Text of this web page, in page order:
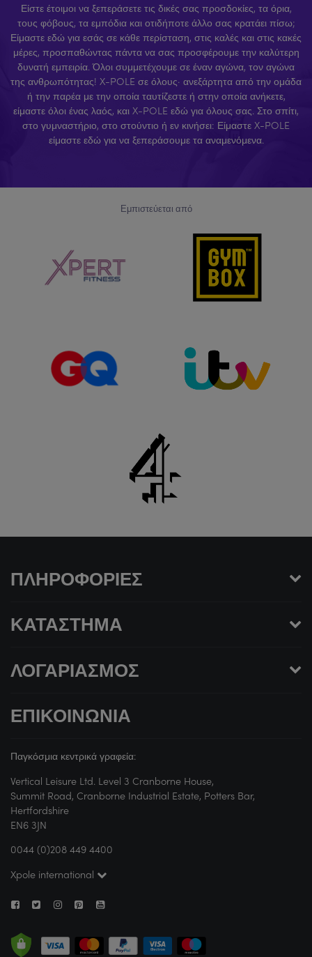
Είστε έτοιμοι να ξεπεράσετε τις δικές σας προσδοκίες, τα όρια,
τους φόβους, τα εμπόδια και οτιδήποτε άλλο σας κρατάει πίσω;
Είμαστε εδώ για εσάς σε κάθε περίσταση, στις καλές και στις κακές
μέρες, προσπαθώντας πάντα να σας προσφέρουμε την καλύτερη
δυνατή εμπειρία. Όλοι συμμετέχουμε σε έναν αγώνα, τον αγώνα
της ανθρωπότητας! X-POLE σε όλους· ανεξάρτητα από την ομάδα
ή την παρέα με την οποία ταυτίζεστε ή στην οποία ανήκετε,
είμαστε όλοι ένας λαός, και X-POLE εδώ για όλους σας. Στο σπίτι,
στο γυμναστήριο, στο στούντιο ή εν κινήσει: Είμαστε X-POLE
είμαστε εδώ για να ξεπεράσουμε τα αναμενόμενα.
Εμπιστεύεται από
ΠΛΗΡΟΦΟΡΊΕΣ
ΚΑΤΆΣΤΗΜΑ
ΛΟΓΑΡΙΑΣΜΌΣ
ΕΠΙΚΟΙΝΩΝΊΑ
Παγκόσμια κεντρικά γραφεία:
Vertical Leisure Ltd. Level 3 Cranborne House,
Summit Road, Cranborne Industrial Estate, Potters Bar,
Hertfordshire
EN6 3JN
0044 (0)208 449 4400
Xpole international